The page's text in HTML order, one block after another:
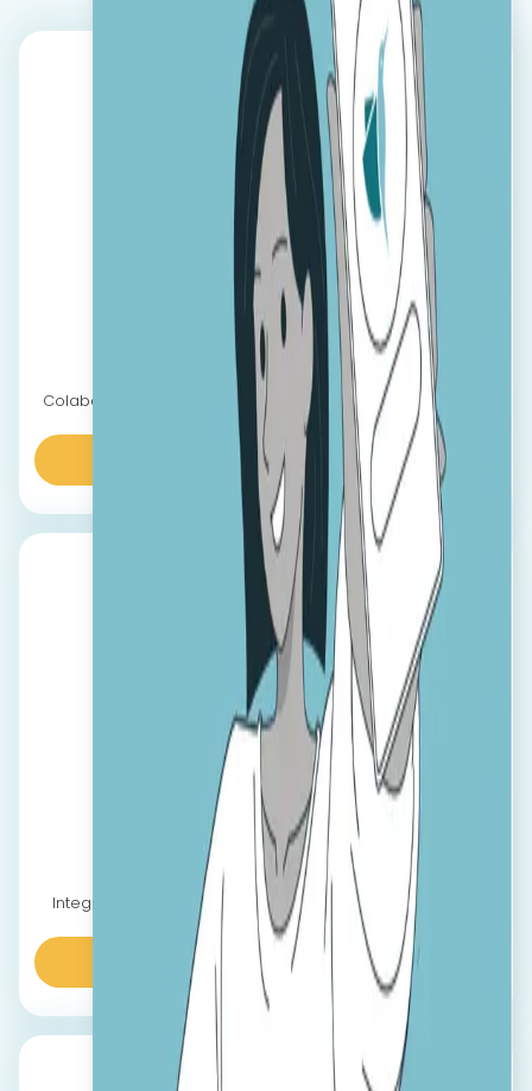
Retail
Colaborează și construiește comunități între magazine și
puncte de lucru.
Aflaţi mai multe
HORECA
Integrează noii angajați cât mai rapid pentru a susține
obiectivele comerciale.
Aflaţi mai multe